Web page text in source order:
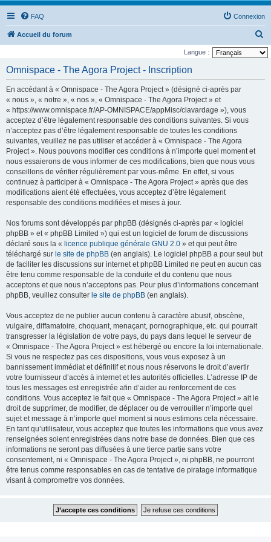
FAQ Connexion
Accueil du forum
e
Langue :
Omnispace - The Agora Project - Inscription
En accédant à « Omnispace - The Agora Project » (désigné ci-après par
« nous », « notre », « nos », « Omnispace - The Agora Project » et
« https://www.omnispace.fr/AP-OMNISPACE/appMisc/clavardage »), vous
acceptez d’être légalement responsable des conditions suivantes. Si vous
n’acceptez pas d’être légalement responsable de toutes les conditions
suivantes, veuillez ne pas utiliser et accéder à « Omnispace - The Agora
Project ». Nous pouvons modifier ces conditions à n’importe quel moment et
nous essaierons de vous informer de ces modifications, bien que nous vous
conseillons de vérifier régulièrement par vous-même. En effet, si vous
continuez à participer à « Omnispace - The Agora Project » après que des
modifications aient été effectuées, vous acceptez d’être légalement
responsable des conditions modifiées et mises à jour.
Nos forums sont développés par phpBB (désignés ci-après par « logiciel
phpBB » et « phpBB Limited ») qui est un logiciel de forum de discussions
déclaré sous la « licence publique générale GNU 2.0 » et qui peut être
téléchargé sur le site de phpBB (en anglais). Le logiciel phpBB a pour seul but
de faciliter les discussions sur internet et phpBB Limited ne peut en aucun cas
être tenu comme responsable de la conduite et du contenu que nous
acceptons et que nous n’acceptons pas. Pour plus d’informations concernant
phpBB, veuillez consulter le site de phpBB (en anglais).
Vous acceptez de ne publier aucun contenu à caractère abusif, obscène,
vulgaire, diffamatoire, choquant, menaçant, pornographique, etc. qui pourrait
transgresser la législation de votre pays, du pays dans lequel le serveur de
« Omnispace - The Agora Project » est hébergé ou encore la loi internationale.
Si vous ne respectez pas ces dispositions, vous vous exposez à un
bannissement immédiat et définitif et nous nous réservons le droit d’avertir
votre fournisseur d’accès à internet et les autorités officielles. L’adresse IP de
tous les messages est enregistrée afin d’aider au renforcement de ces
conditions. Vous acceptez le fait que « Omnispace - The Agora Project » ait le
droit de supprimer, de modifier, de déplacer ou de verrouiller n’importe quel
sujet et message à n’importe quel moment si nous estimons cela nécessaire.
En tant qu’utilisateur, vous acceptez que toutes les informations que vous avez
renseignées soient enregistrées dans notre base de données. Bien que ces
informations ne seront pas diffusées à une tierce partie sans votre
consentement, ni « Omnispace - The Agora Project », ni phpBB, ne pourront
être tenus comme responsables en cas de tentative de piratage informatique
visant à compromettre vos données.